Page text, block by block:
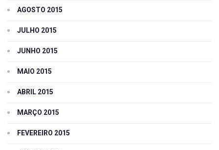
AGOSTO 2015
JULHO 2015
JUNHO 2015
MAIO 2015
ABRIL 2015
MARÇO 2015
FEVEREIRO 2015